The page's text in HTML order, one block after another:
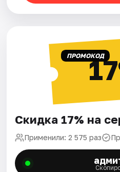
ПРОМОКОД
Скидка 17% на
Применили: 2 575 раз